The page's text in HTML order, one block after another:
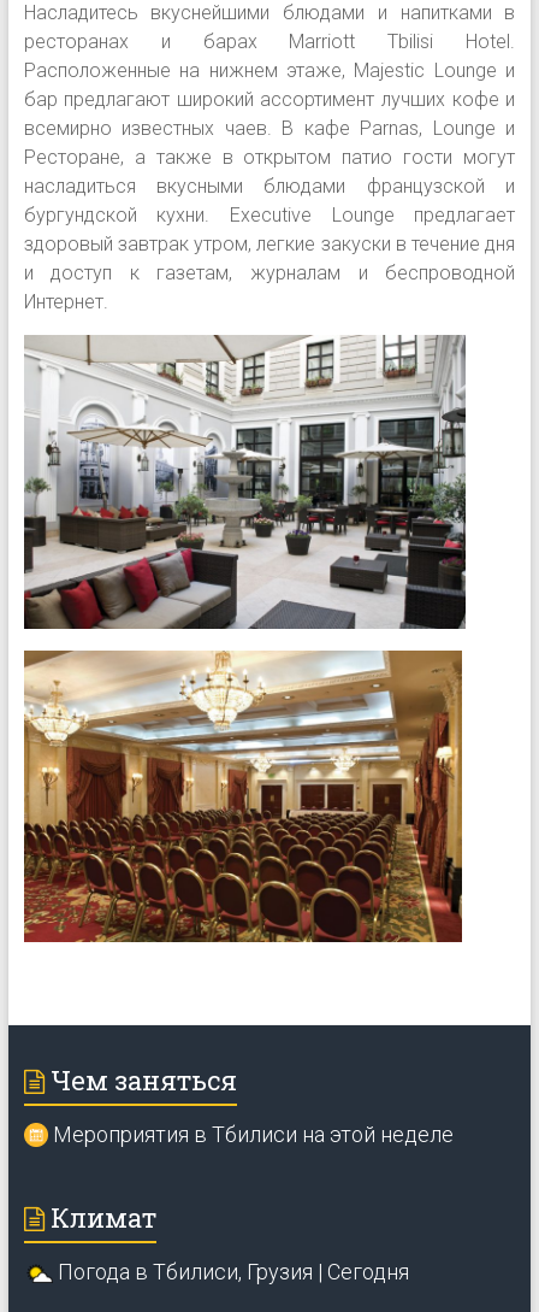
Насладитесь вкуснейшими блюдами и напитками в
ресторанах и барах Marriott Tbilisi Hotel.
Расположенные на нижнем этаже, Majestic Lounge и
бар предлагают широкий ассортимент лучших кофе и
всемирно известных чаев. В кафе Parnas, Lounge и
Ресторане, а также в открытом патио гости могут
насладиться вкусными блюдами французской и
бургундской кухни. Executive Lounge предлагает
здоровый завтрак утром, легкие закуски в течение дня
и доступ к газетам, журналам и беспроводной
Интернет.
Чем заняться
Мероприятия в Тбилиси на этой неделе
Климат
Погода в Тбилиси, Грузия | Сегодня